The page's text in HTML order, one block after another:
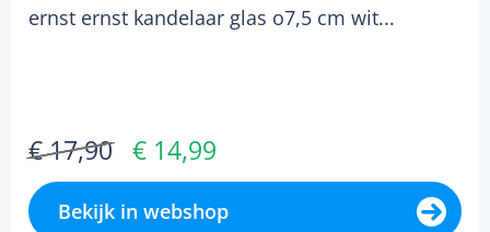
ernst ernst kandelaar glas o7,5 cm wit...
€ 17,90 € 14,99
Bekijk in webshop